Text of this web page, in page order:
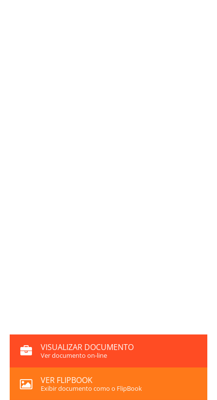
VISUALIZAR DOCUMENTO
Ver documento on-line
VER FLIPBOOK
Exibir documento como o FlipBook